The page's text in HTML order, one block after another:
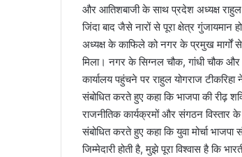
और आतिशबाजी के साथ प्रदेश अध्यक्ष राहुल
जिंदा बाद जैसे नारों से पूरा क्षेत्र गुंजायमान
अध्यक्ष के काफिले को नगर के प्रमुख मार्गों
मिला। नगर के सिग्नल चौक, गांधी चौक और
कार्यालय पहुंचने पर राहुल योगराज
संबोधित करते हुए कहा कि भाजपा की रीढ़
राजनीतिक कार्यक्रमों और संगठन विस्तार
संबोधित करते हुए कहा कि युवा मोर्चा भाजपा
जिम्मेदारी होती है, मुझे पूरा विश्वास है कि